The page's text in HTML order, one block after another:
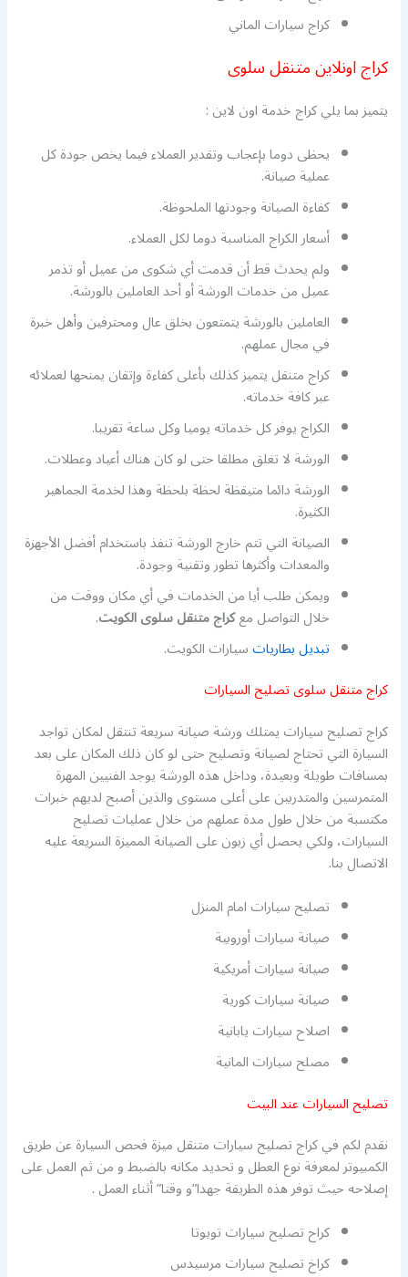
كراج سيارات الماني
كراج اونلاين متنقل سلوى
يتميز بما يلي كراج خدمة اون لاين :
يحظى دوما بإعجاب وتقدير العملاء فيما يخص جودة كل
عملية صيانة.
كفاءة الصيانة وجودتها الملحوظة.
أسعار الكراج المناسبة دوما لكل العملاء.
ولم يحدث قط أن قدمت أي شكوى من عميل أو تذمر
عميل من خدمات الورشة أو أحد العاملين بالورشة.
العاملين بالورشة يتمتعون بخلق عال ومحترفين وأهل خبرة
في مجال عملهم.
كراج متنقل يتميز كذلك بأعلى كفاءة وإتقان يمنحها لعملائه
عبر كافة خدماته.
الكراج يوفر كل خدماته يوميا وكل ساعة تقريبا.
الورشة لا تغلق مطلقا حتى لو كان هناك أعياد وعطلات.
الورشة دائما متيقظة لحظة بلحظة وهذا لخدمة الجماهير
الكثيرة.
الصيانة التي تتم خارج الورشة تنفذ باستخدام أفضل الأجهزة
والمعدات وأكثرها تطور وتقنية وجودة.
ويمكن طلب أيا من الخدمات في أي مكان ووقت من
خلال التواصل معكراج متنقل سلوى الكويت.
تبديل بطارياتسيارات الكويت.
كراج متنقل سلوى تصليح السيارات
كراج تصليح سيارات يمتلك ورشة صيانة سريعة تنتقل لمكان تواجد
السيارة التي تحتاج لصيانة وتصليح حتى لو كان ذلك المكان على بعد
بمسافات طويلة وبعيدة، وداخل هذه الورشة يوجد الفنيين المهرة
المتمرسين والمتدربين على أعلى مستوى والذين أصبح لديهم خبرات
مكتسبة من خلال طول مدة عملهم من خلال عمليات تصليح
السيارات، ولكي يحصل أي زبون على الصيانة المميزة السريعة عليه
الاتصال بنا.
تصليح سيارات امام المنزل
صيانة سيارات أوروبية
صيانة سيارات أمريكية
صيانة سيارات كورية
اصلاح سيارات يابانية
مصلح سيارات المانية
تصليح السيارات عند البيت
نقدم لكم في كراج تصليح سيارات متنقل ميزة فحص السيارة عن طريق
الكمبيوتر لمعرفة نوع العطل و تحديد مكانه بالضبط و من ثم العمل على
إصلاحه حيث توفر هذه الطريقة جهدا”و وقتا” أثناء العمل .
كراح تصليح سيارات تويوتا
كراخ تصليح سيارات مرسيدس